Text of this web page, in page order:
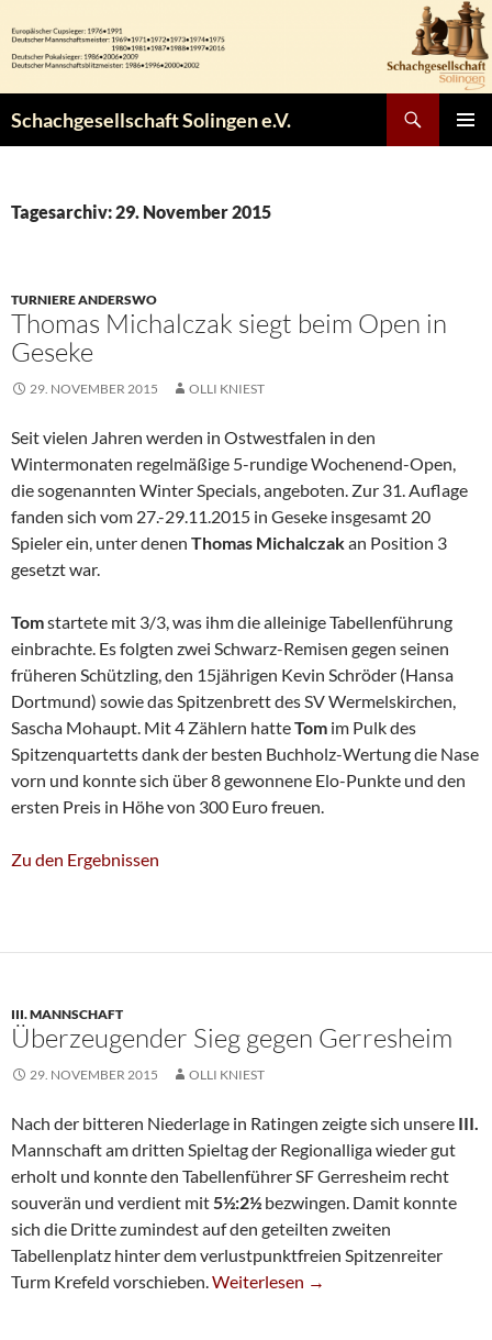
Inhalt
springen
Schachgesellschaft Solingen e.V.
Tagesarchiv: 29. November 2015
TURNIERE ANDERSWO
Thomas Michalczak siegt beim Open in
Geseke
29. NOVEMBER 2015 OLLI KNIEST
Seit vielen Jahren werden in Ostwestfalen in den
Wintermonaten regelmäßige 5-rundige Wochenend-Open,
die sogenannten Winter Specials, angeboten. Zur 31. Auflage
fanden sich vom 27.-29.11.2015 in Geseke insgesamt 20
Spieler ein, unter denen Thomas Michalczakan Position 3
gesetzt war.
Tomstartete mit 3/3, was ihm die alleinige Tabellenführung
einbrachte. Es folgten zwei Schwarz-Remisen gegen seinen
früheren Schützling, den 15jährigen Kevin Schröder (Hansa
Dortmund) sowie das Spitzenbrett des SV Wermelskirchen,
Sascha Mohaupt. Mit 4 Zählern hatteTom im Pulk des
Spitzenquartetts dank der besten Buchholz-Wertung die Nase
vorn und konnte sich über 8 gewonnene Elo-Punkte und den
ersten Preis in Höhe von 300 Euro freuen.
Zu den Ergebnissen
III. MANNSCHAFT
Überzeugender Sieg gegen Gerresheim
29. NOVEMBER 2015 OLLI KNIEST
Nach der bitteren Niederlage in Ratingen zeigte sich unsere III.
Mannschaft am dritten Spieltag der Regionalliga wieder gut
erholt und konnte den Tabellenführer SF Gerresheim recht
souverän und verdient mit5½:2½ bezwingen. Damit konnte
sich die Dritte zumindest auf den geteilten zweiten
Tabellenplatz hinter dem verlustpunktfreien Spitzenreiter
Turm Krefeld vorschieben.Überzeugender Sieg Gegen
Weiterlesen →